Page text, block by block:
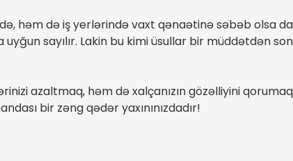
həm də iş yerlərində vaxt qənaətinə səbəb olsa
sayılır. Lakin bu kimi üsullar bir müddətdən
azaltmaq, həm də xalçanızın gözəlliyini
bir zəng qədər yaxınınızdadır!